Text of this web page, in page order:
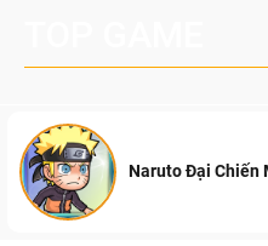
Naruto Đại Chiến